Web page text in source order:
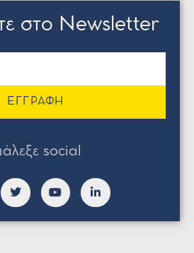
στο Newsletter
ΕΓΓΡΑΦΗ
social